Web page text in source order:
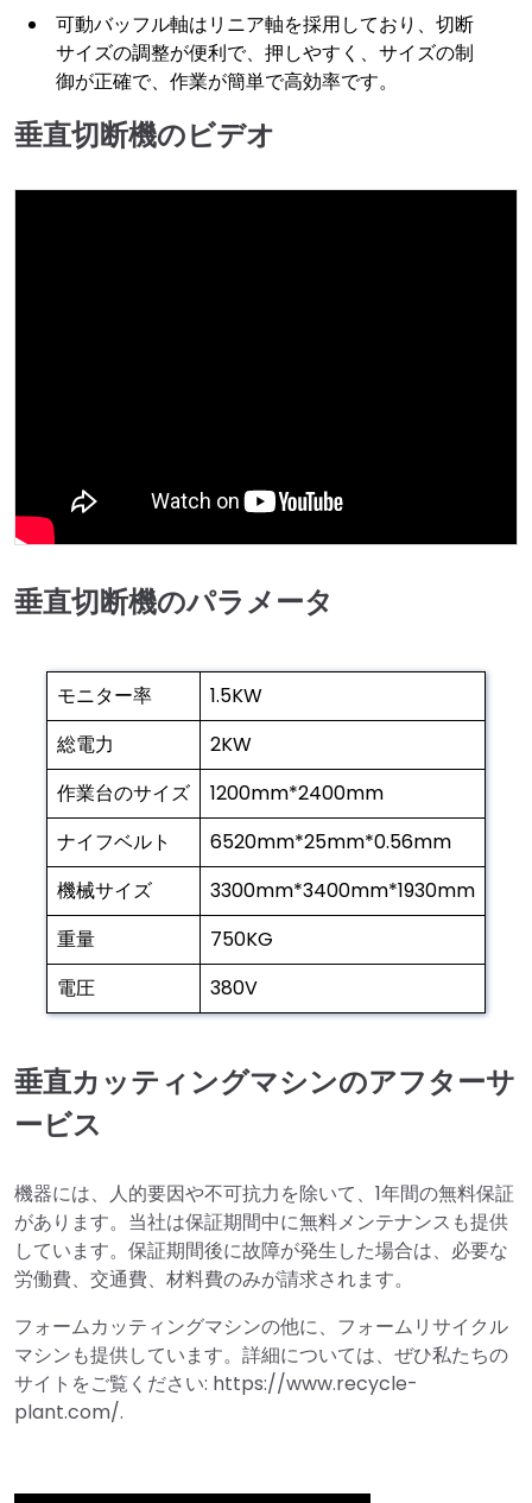
可動バッフル軸はリニア軸を採用しており、切断
サイズの調整が便利で、押しやすく、サイズの制
御が正確で、作業が簡単で高効率です。
垂直切断機のビデオ
垂直切断機のパラメータ
モニター率
1.5KW
総電力
2KW
作業台のサイズ
1200mm*2400mm
ナイフベルト
6520mm*25mm*0.56mm
機械サイズ
3300mm*3400mm*1930mm
重量
750KG
電圧
380V
垂直カッティングマシンのアフターサ
ービス
機器には、人的要因や不可抗力を除いて、1年間の無料保証
があります。当社は保証期間中に無料メンテナンスも提供
しています。保証期間後に故障が発生した場合は、必要な
労働費、交通費、材料費のみが請求されます。
フォームカッティングマシンの他に、フォームリサイクル
マシンも提供しています。詳細については、ぜひ私たちの
サイトをご覧ください: https://www.recycle-
plant.com/.